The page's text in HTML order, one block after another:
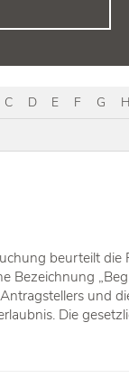
C D E F G
beurteilt
Bezeichnung
und
Die